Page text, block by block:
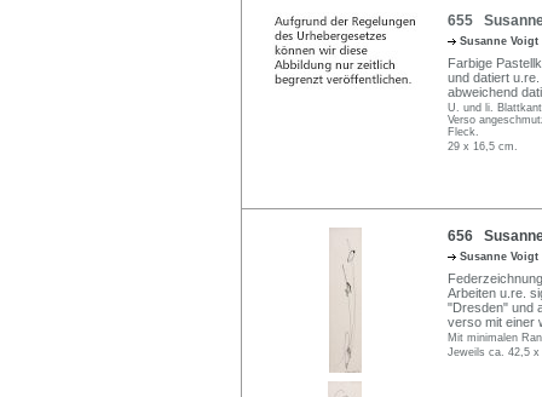
655
Susanne Voigt
Farbige
und datiert
abweichend
U. und li.
Verso
Fleck.
29 x 16,5 cm.
656
Susanne Voigt
Arbeiten u.re.
"Dresden" und
verso mit einer
Mit minimalen
Jeweils ca. 42,5